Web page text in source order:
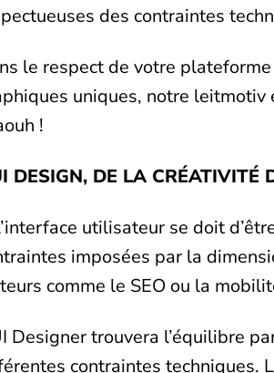
des contraintes
le respect de votre
uniques, notre leitmotiv
!
DESIGN, DE LA CRÉATIVITÉ
utilisateur se doit
imposées par la
comme le SEO ou la
Designer trouvera l’équilibre
contraintes techniques.